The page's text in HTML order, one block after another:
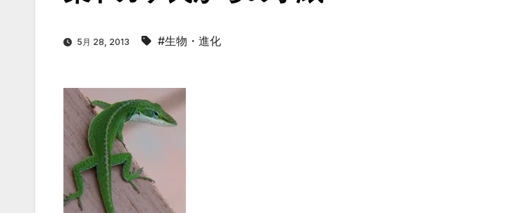
5月 28, 2013 #生物・進化